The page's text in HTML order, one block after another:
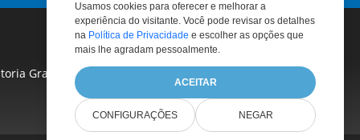
Gratuita |
Usamos cookies para oferecer e melhorar a
experiência do visitante. Você pode revisar os detalhes
na Política de Privacidade e escolher as opções que
mais lhe agradam pessoalmente.
ACEITAR
CONFIGURAÇÕES NEGAR